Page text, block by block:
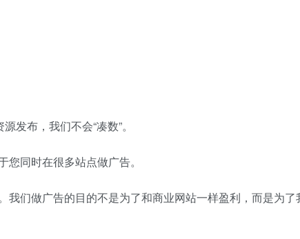
发布，我们不会“凑数”。
同时在很多站点做广告。
我们做广告的目的不是为了和商业网站一样盈利，而是为